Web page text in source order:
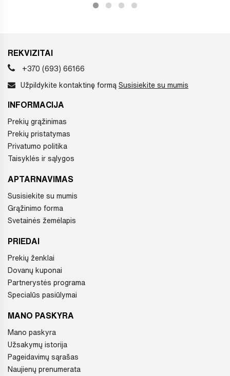
REKVIZITAI
+370 (693) 66166
Užpildykite kontaktinę formą Susisiekite su mumis
INFORMACIJA
Prekių grąžinimas
Prekių pristatymas
Privatumo politika
Taisyklės ir sąlygos
APTARNAVIMAS
Susisiekite su mumis
Grąžinimo forma
Svetainės žemėlapis
PRIEDAI
Prekių ženklai
Dovanų kuponai
Partnerystės programa
Specialūs pasiūlymai
MANO PASKYRA
Mano paskyra
Užsakymų istorija
Pageidavimų sąrašas
Naujienų prenumerata